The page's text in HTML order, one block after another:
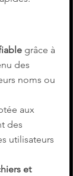
grâce à
des
noms ou
aux
des
utilisateurs
et